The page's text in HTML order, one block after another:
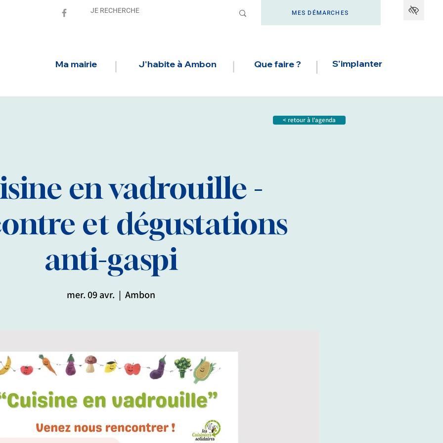
MES DÉMARCHES
Ma mairie J'habite à Ambon Que faire ? S'implanter
< retour à l'agenda
en vadrouille -
et dégustations
anti-gaspi
mer. 09 avr.
  |
Ambon